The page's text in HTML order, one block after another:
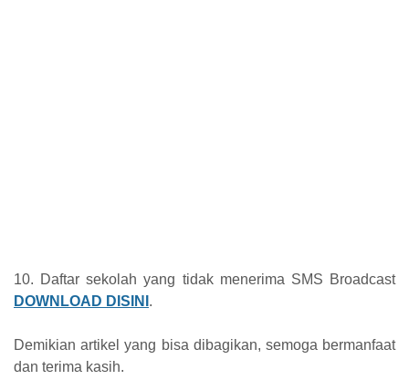
10. Daftar sekolah yang tidak menerima SMS Broadcast
DOWNLOAD DISINI .
Demikian artikel yang bisa dibagikan, semoga bermanfaat
dan terima kasih.